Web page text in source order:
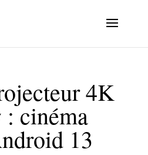
4K
cinéma
13